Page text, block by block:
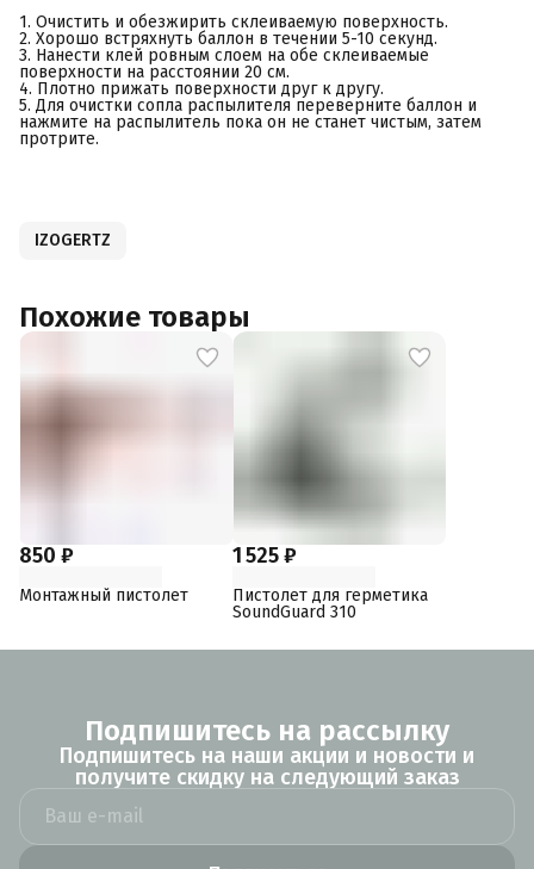
1. Очистить и обезжирить склеиваемую поверхность.
2. Хорошо встряхнуть баллон в течении 5-10 секунд.
3. Нанести клей ровным слоем на обе склеиваемые
поверхности на расстоянии 20 см.
4. Плотно прижать поверхности друг к другу.
5. Для очистки сопла распылителя переверните баллон и
нажмите на распылитель пока он не станет чистым, затем
протрите.
IZOGERTZ
Похожие товары
850 ₽
Монтажный пистолет
1 525 ₽
Пистолет для герметика
SoundGuard 310
Подпишитесь на рассылку
Подпишитесь на наши акции и новости и
получите скидку на следующий заказ